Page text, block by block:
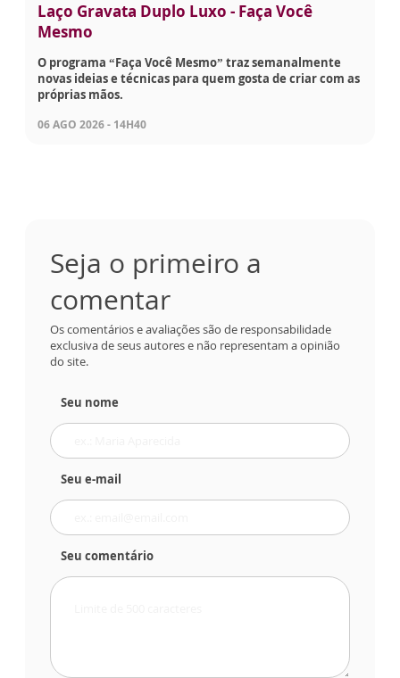
Laço Gravata Duplo Luxo - Faça Você
Mesmo
O programa “Faça Você Mesmo” traz semanalmente
novas ideias e técnicas para quem gosta de criar com as
próprias mãos.
06 AGO 2026 - 14H40
Seja o primeiro a
comentar
Os comentários e avaliações são de responsabilidade
exclusiva de seus autores e não representam a opinião
do site.
Seu nome
Seu e-mail
Seu comentário